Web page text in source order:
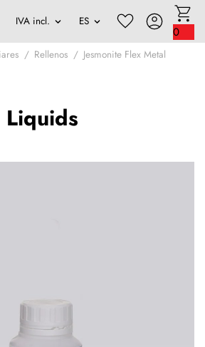
0
Rellenos Jesmonite Flex Metal